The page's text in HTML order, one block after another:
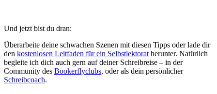
Und jetzt bist du dran:
Überarbeite deine schwachen Szenen mit diesen Tipps oder lade dir
den kostenlosen Leitfaden für ein Selbstlektorat herunter. Natürlich
begleite ich dich auch gern auf deiner Schreibreise – in der
Community des Bookerflyclubs, oder als dein persönlicher
Schreibcoach.